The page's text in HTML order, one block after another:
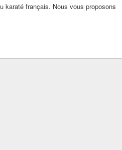
karaté français. Nous vous proposons
Budo] Karaté et petits “satoris”